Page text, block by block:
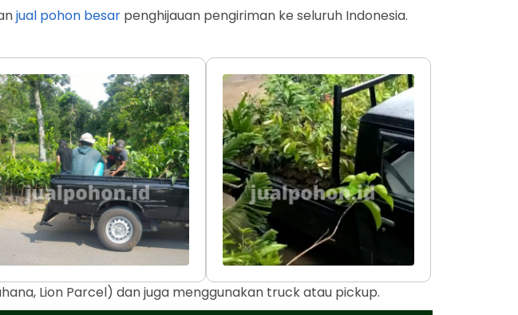
jual pohon besar penghijauan pengiriman ke seluruh Indonesia.
Lion Parcel) dan juga menggunakan truck atau pickup.